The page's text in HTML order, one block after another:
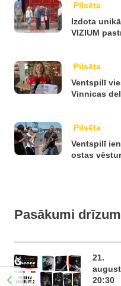
Pilsēta
Izdota
VIZIUM
Pilsēta
Ventspilī
Vinnicas
Pilsēta
Ventspilī
ostas
Pasākumi
21.
20:30